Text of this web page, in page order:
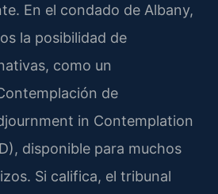
En el condado de Albany,
la posibilidad de
como un
de
in Contemplation
disponible para muchos
Si califica, el tribunal